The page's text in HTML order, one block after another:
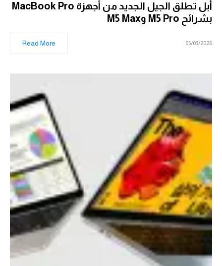
أبل تطلق الجيل الجديد من أجهزة MacBook Pro
بشرائح M5 Pro وM5 Max
05/03/2026
Read More